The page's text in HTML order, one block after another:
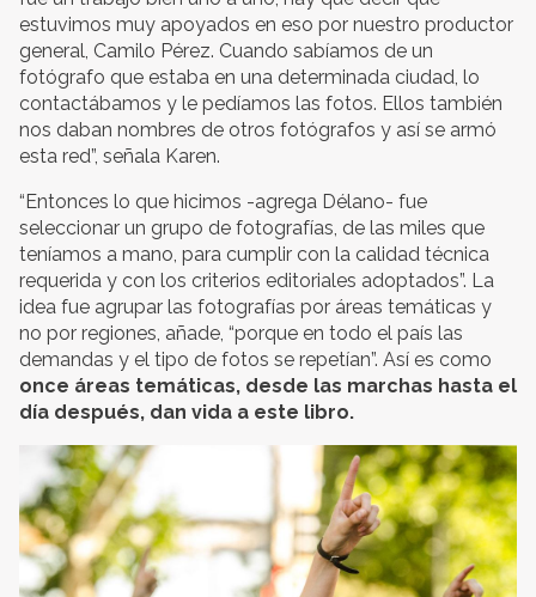
estuvimos muy apoyados en eso por nuestro productor
general, Camilo Pérez. Cuando sabíamos de un
fotógrafo que estaba en una determinada ciudad, lo
contactábamos y le pedíamos las fotos. Ellos también
nos daban nombres de otros fotógrafos y así se armó
esta red”, señala Karen.
“Entonces lo que hicimos -agrega Délano- fue
seleccionar un grupo de fotografías, de las miles que
teníamos a mano, para cumplir con la calidad técnica
requerida y con los criterios editoriales adoptados”. La
idea fue agrupar las fotografías por áreas temáticas y
no por regiones, añade, “porque en todo el país las
demandas y el tipo de fotos se repetían”. Así es como
once áreas temáticas, desde las marchas hasta el
día después, dan vida a este libro.